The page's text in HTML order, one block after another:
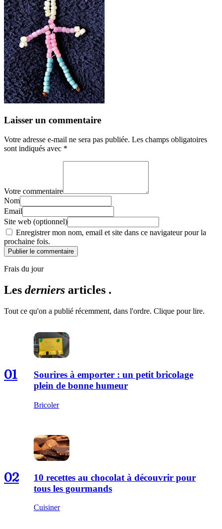
Laisser un commentaire
Votre adresse e-mail ne sera pas publiée. Les champs obligatoires
sont indiqués avec *
Votre commentaire
Nom
Email
Site web (optionnel)
Enregistrer mon nom, email et site dans ce navigateur pour la
prochaine fois.
Publier le commentaire
Frais du jour
Les derniers articles .
Tout ce qu'on a publié récemment, dans l'ordre. Clique pour lire.
01
Sourires à emporter : un petit bricolage
plein de bonne humeur
Bricoler
02
10 recettes au chocolat à découvrir pour
tous les gourmands
Cuisiner